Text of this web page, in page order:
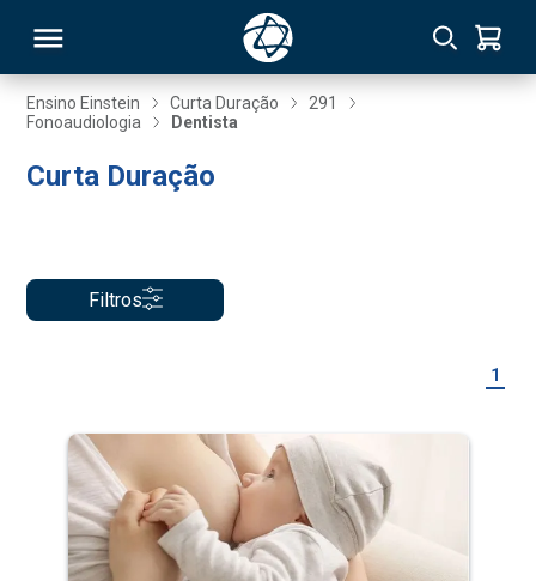
Ensino Einstein Curta Duração
291
Fonoaudiologia
Dentista
Curta Duração
Filtros
1